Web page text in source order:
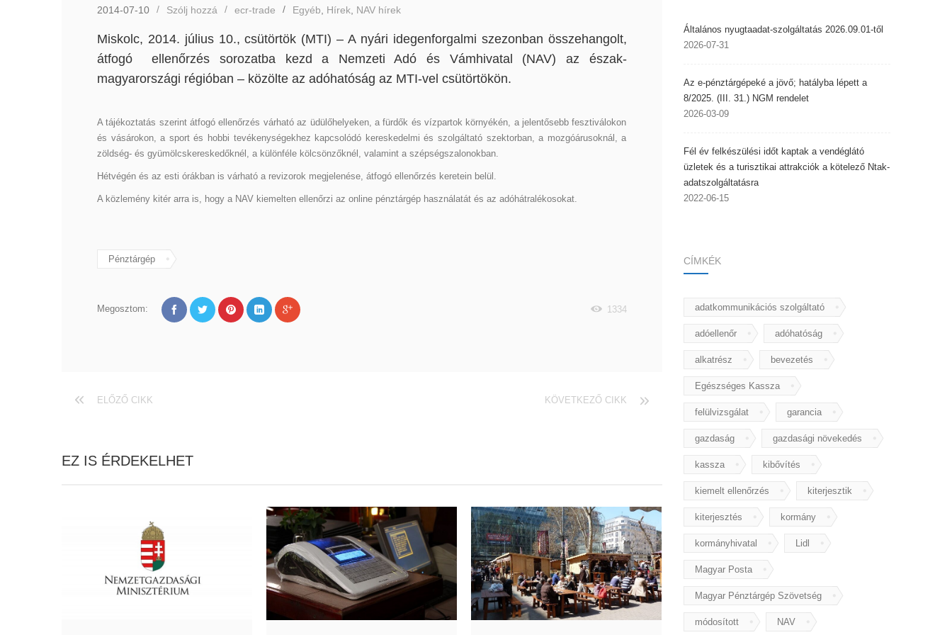
2014-07-10 Szólj hozzá ecr-trade Egyéb Hírek NAV hírek
Miskolc, 2014. július 10., csütörtök (MTI) – A nyári idegenforgalmi szezonban összehangolt,
átfogó ellenőrzés sorozatba kezd a Nemzeti Adó és Vámhivatal (NAV) az észak-
magyarországi régióban – közölte az adóhatóság az MTI-vel csütörtökön.
A tájékoztatás szerint átfogó ellenőrzés várható az üdülőhelyeken, a fürdők és vízpartok környékén, a jelentősebb fesztiválokon
és vásárokon, a sport és hobbi tevékenységekhez kapcsolódó kereskedelmi és szolgáltató szektorban, a mozgóárusoknál, a
zöldség- és gyümölcskereskedőknél, a különféle kölcsönzőknél, valamint a szépségszalonokban.
Hétvégén és az esti órákban is várható a revizorok megjelenése, átfogó ellenőrzés keretein belül.
A közlemény kitér arra is, hogy a NAV kiemelten ellenőrzi az online pénztárgép használatát és az adóhátralékosokat.
Pénztárgép
Megosztom: 1334
ELŐZŐ CIKK KÖVETKEZŐ CIKK
EZ IS ÉRDEKELHET
Általános nyugtaadat-szolgáltatás 2026.09.01-től
2026-07-31
Az e-pénztárgépeké a jövő; hatályba lépett a
8/2025. (III. 31.) NGM rendelet
2026-03-09
Fél év felkészülési időt kaptak a vendéglátó
üzletek és a turisztikai attrakciók a kötelező Ntak-
adatszolgáltatásra
2022-06-15
CÍMKÉK
adatkommunikációs szolgáltató
adóellenőr adóhatóság
alkatrész bevezetés
Egészséges Kassza
felülvizsgálat garancia
gazdaság gazdasági növekedés
kassza kibővítés
kiemelt ellenőrzés kiterjesztik
kiterjesztés kormány
kormányhivatal Lidl
Magyar Posta
Magyar Pénztárgép Szövetség
módosított NAV